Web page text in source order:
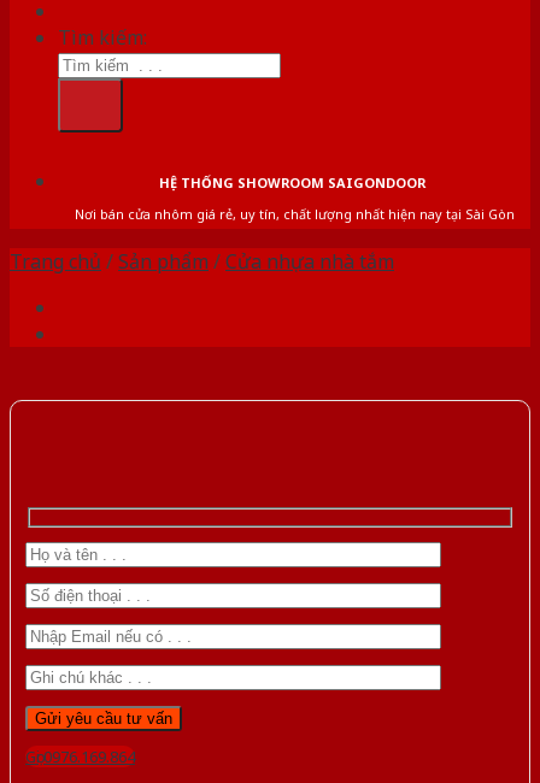
Tìm kiếm:
HỆ THỐNG SHOWROOM SAIGONDOOR
Nơi bán cửa nhôm giá rẻ, uy tín, chất lượng nhất hiện nay tại Sài Gòn
Trang chủ /Sản phẩm /Cửa nhựa nhà tắm
Gọi 0976.169.864